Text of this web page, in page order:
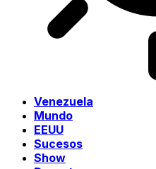
Venezuela
Mundo
EEUU
Sucesos
Show